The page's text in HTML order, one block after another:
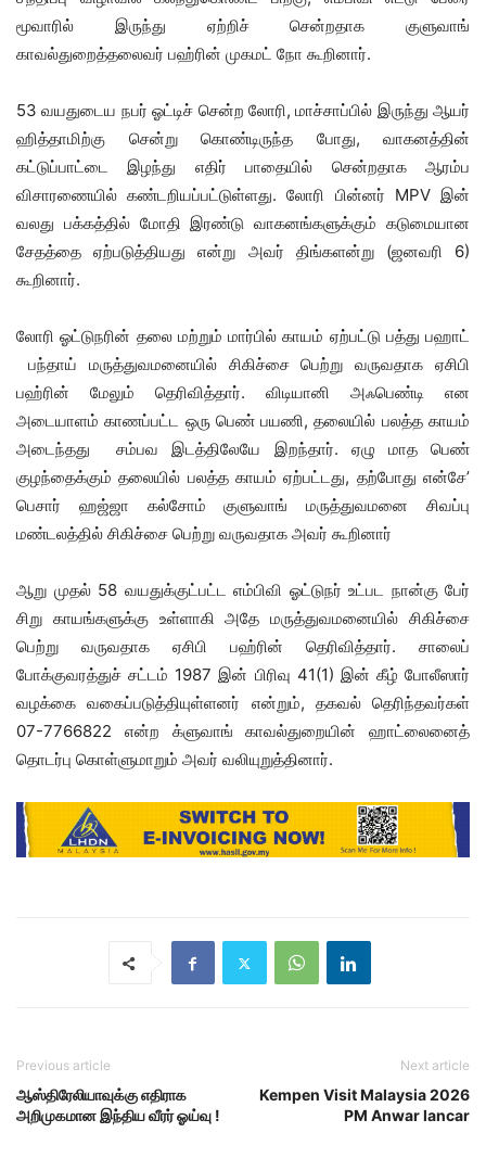
மூவாரில் இருந்து ஏற்றிச் சென்றதாக குளுவாங்
காவல்துறைத்தலைவர் பஹ்ரின் முகமட் நோ கூறினார்.
53 வயதுடைய நபர் ஓட்டிச் சென்ற லோரி, மாச்சாப்பில் இருந்து ஆயர்
ஹித்தாமிற்கு சென்று கொண்டிருந்த போது, ​​வாகனத்தின்
கட்டுப்பாட்டை இழந்து எதிர் பாதையில் சென்றதாக ஆரம்ப
விசாரணையில் கண்டறியப்பட்டுள்ளது. லோரி பின்னர் MPV இன்
வலது பக்கத்தில் மோதி இரண்டு வாகனங்களுக்கும் கடுமையான
சேதத்தை ஏற்படுத்தியது என்று அவர் திங்களன்று (ஜனவரி 6)
கூறினார்.
லோரி ஓட்டுநரின் தலை மற்றும் மார்பில் காயம் ஏற்பட்டு பத்து பஹாட்
பந்தாய் மருத்துவமனையில் சிகிச்சை பெற்று வருவதாக ஏசிபி
பஹ்ரின் மேலும் தெரிவித்தார். விடியானி அஃபெண்டி என
அடையாளம் காணப்பட்ட ஒரு பெண் பயணி, தலையில் பலத்த காயம்
அடைந்தது சம்பவ இடத்திலேயே இறந்தார். ஏழு மாத பெண்
குழந்தைக்கும் தலையில் பலத்த காயம் ஏற்பட்டது, தற்போது என்சே’
பெசார் ஹஜ்ஜா கல்சோம் குளுவாங் மருத்துவமனை சிவப்பு
மண்டலத்தில் சிகிச்சை பெற்று வருவதாக அவர் கூறினார்
ஆறு முதல் 58 வயதுக்குட்பட்ட எம்பிவி ஓட்டுநர் உட்பட நான்கு பேர்
சிறு காயங்களுக்கு உள்ளாகி அதே மருத்துவமனையில் சிகிச்சை
பெற்று வருவதாக ஏசிபி பஹ்ரின் தெரிவித்தார். சாலைப்
போக்குவரத்துச் சட்டம் 1987 இன் பிரிவு 41(1) இன் கீழ் போலீஸார்
வழக்கை வகைப்படுத்தியுள்ளனர் என்றும், தகவல் தெரிந்தவர்கள்
07-7766822 என்ற க்ளுவாங் காவல்துறையின் ஹாட்லைனைத்
தொடர்பு கொள்ளுமாறும் அவர் வலியுறுத்தினார்.
Previous article
ஆஸ்திரேலியாவுக்கு எதிராக
அறிமுகமான இந்திய வீரர் ஓய்வு !
Next article
Kempen Visit Malaysia 2026
PM Anwar lancar